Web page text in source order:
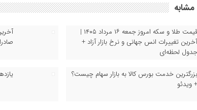
قیمت طلا و سکه امروز جمعه ۱۶ مرداد ۱۴۰۵ |
آخرین تغییرات انس جهانی و نرخ بازار آزاد +
جدول لحظه‌ای
بزرگترین خدمت بورس کالا به بازار سهام چیست؟
+ ویدئو